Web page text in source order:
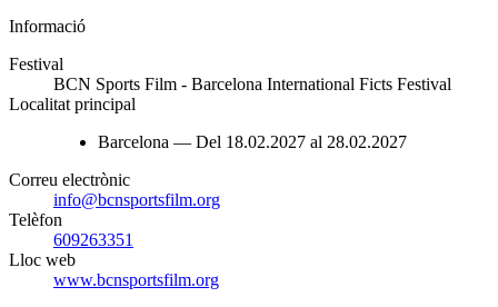
Informació
Festival
BCN Sports Film - Barcelona International Ficts Festival
Localitat principal
Barcelona — Del 18.02.2027 al 28.02.2027
Correu electrònic
info@bcnsportsfilm.org
Telèfon
609263351
Lloc web
www.bcnsportsfilm.org